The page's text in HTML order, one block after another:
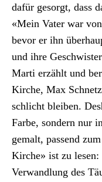
dafür gesorgt, dass
«Mein Vater war
bevor er ihn
und ihre
Mar­ti erzählt und
Kirche, Max
schlicht bleiben.
Farbe, son­dern nur
gemalt, passend
Kirche» ist zu
Ver­wand­lung des